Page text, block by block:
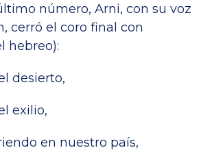
número, Arni, con su voz
cerró el coro final con
hebreo):
desierto,
exilio,
en nuestro país,